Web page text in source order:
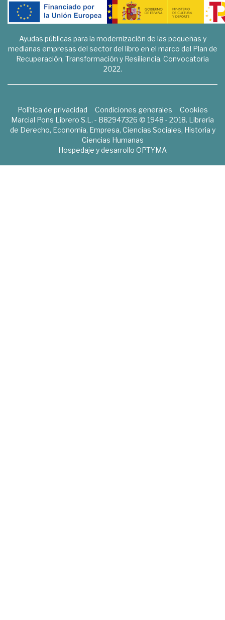
Ayudas públicas para la modernización de las pequeñas y
medianas empresas del sector del libro en el marco del Plan de
Recuperación, Transformación y Resiliencia. Convocatoria
2022.
Política de privacidad Condiciones generales
Cookies
Marcial Pons Librero S.L. - B82947326 © 1948 - 2018. Librería
de Derecho, Economía, Empresa, Ciencias Sociales, Historia y
Ciencias Humanas
Hospedaje y desarrollo OPTYMA